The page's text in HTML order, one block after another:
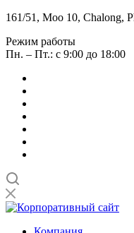
161/51, Moo 10, Chalong,
Режим работы
Пн. – Пт.: с 9:00 до 18:00